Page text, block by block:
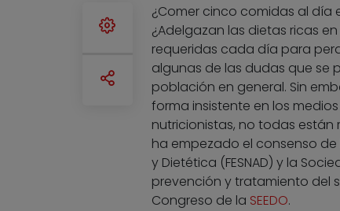
¿Comer cinco comidas al día
¿Adelgazan las dietas ricas
requeridas cada día para
algunas de las dudas que se
población en general. Sin
forma insistente en los
nutricionistas, no todas están
ha empezado el consenso
y Dietética (FESNAD) y la
prevención y tratamiento del
Congreso de la SEEDO.